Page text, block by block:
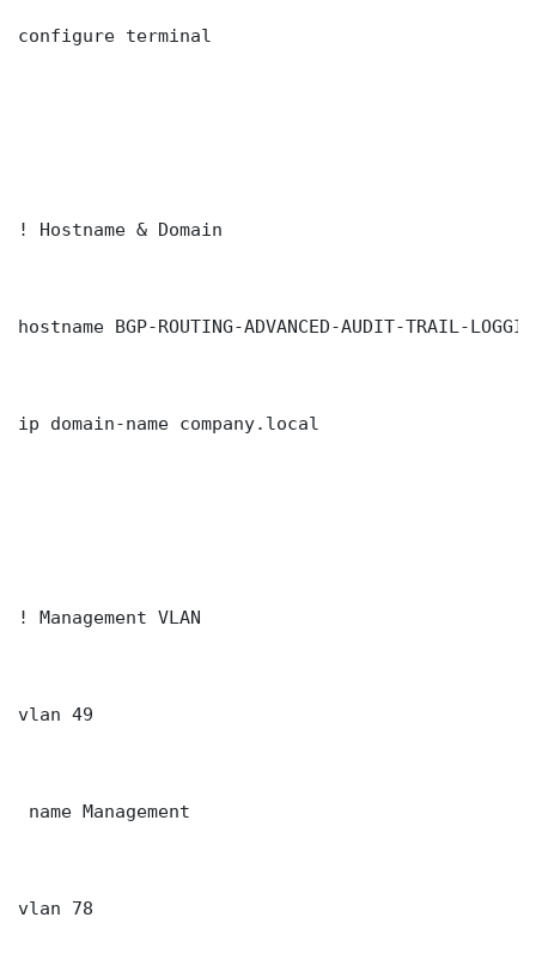
configure terminal
! Hostname & Domain
hostname BGP-ROUTING-ADVANCED-AUDIT-TRAIL-
ip domain-name company.local
! Management VLAN
vlan 49
name Management
vlan 78